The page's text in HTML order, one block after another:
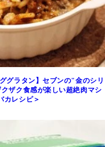
グラタン】セブンの"金のシリ
ザク食感が楽しい超絶肉マシ
カレシピ＞